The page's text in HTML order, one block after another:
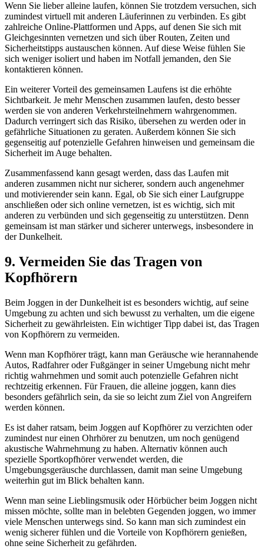
Wenn Sie lieber alleine laufen, können Sie trotzdem versuchen, sich
zumindest virtuell mit anderen Läuferinnen zu verbinden. Es gibt
zahlreiche Online-Plattformen und Apps, auf denen Sie sich mit
Gleichgesinnten vernetzen und sich über Routen, Zeiten und
Sicherheitstipps austauschen können. Auf diese Weise fühlen Sie
sich weniger isoliert und haben im Notfall jemanden, den Sie
kontaktieren können.
Ein weiterer Vorteil des gemeinsamen Laufens ist die erhöhte
Sichtbarkeit. Je mehr Menschen zusammen laufen, desto besser
werden sie von anderen Verkehrsteilnehmern wahrgenommen.
Dadurch verringert sich das Risiko, übersehen zu werden oder in
gefährliche Situationen zu geraten. Außerdem können Sie sich
gegenseitig auf potenzielle Gefahren hinweisen und gemeinsam die
Sicherheit im Auge behalten.
Zusammenfassend kann gesagt werden, dass das Laufen mit
anderen zusammen nicht nur sicherer, sondern auch angenehmer
und motivierender sein kann. Egal, ob Sie sich einer Laufgruppe
anschließen oder sich online vernetzen, ist es wichtig, sich mit
anderen zu verbünden und sich gegenseitig zu unterstützen. Denn
gemeinsam ist man stärker und sicherer unterwegs, insbesondere in
der Dunkelheit.
9. Vermeiden Sie das Tragen von
Kopfhörern
Beim Joggen in der Dunkelheit ist es besonders wichtig, auf seine
Umgebung zu achten und sich bewusst zu verhalten, um die eigene
Sicherheit zu gewährleisten. Ein wichtiger Tipp dabei ist, das Tragen
von Kopfhörern zu vermeiden.
Wenn man Kopfhörer trägt, kann man Geräusche wie herannahende
Autos, Radfahrer oder Fußgänger in seiner Umgebung nicht mehr
richtig wahrnehmen und somit auch potenzielle Gefahren nicht
rechtzeitig erkennen. Für Frauen, die alleine joggen, kann dies
besonders gefährlich sein, da sie so leicht zum Ziel von Angreifern
werden können.
Es ist daher ratsam, beim Joggen auf Kopfhörer zu verzichten oder
zumindest nur einen Ohrhörer zu benutzen, um noch genügend
akustische Wahrnehmung zu haben. Alternativ können auch
spezielle Sportkopfhörer verwendet werden, die
Umgebungsgeräusche durchlassen, damit man seine Umgebung
weiterhin gut im Blick behalten kann.
Wenn man seine Lieblingsmusik oder Hörbücher beim Joggen nicht
missen möchte, sollte man in belebten Gegenden joggen, wo immer
viele Menschen unterwegs sind. So kann man sich zumindest ein
wenig sicherer fühlen und die Vorteile von Kopfhörern genießen,
ohne seine Sicherheit zu gefährden.